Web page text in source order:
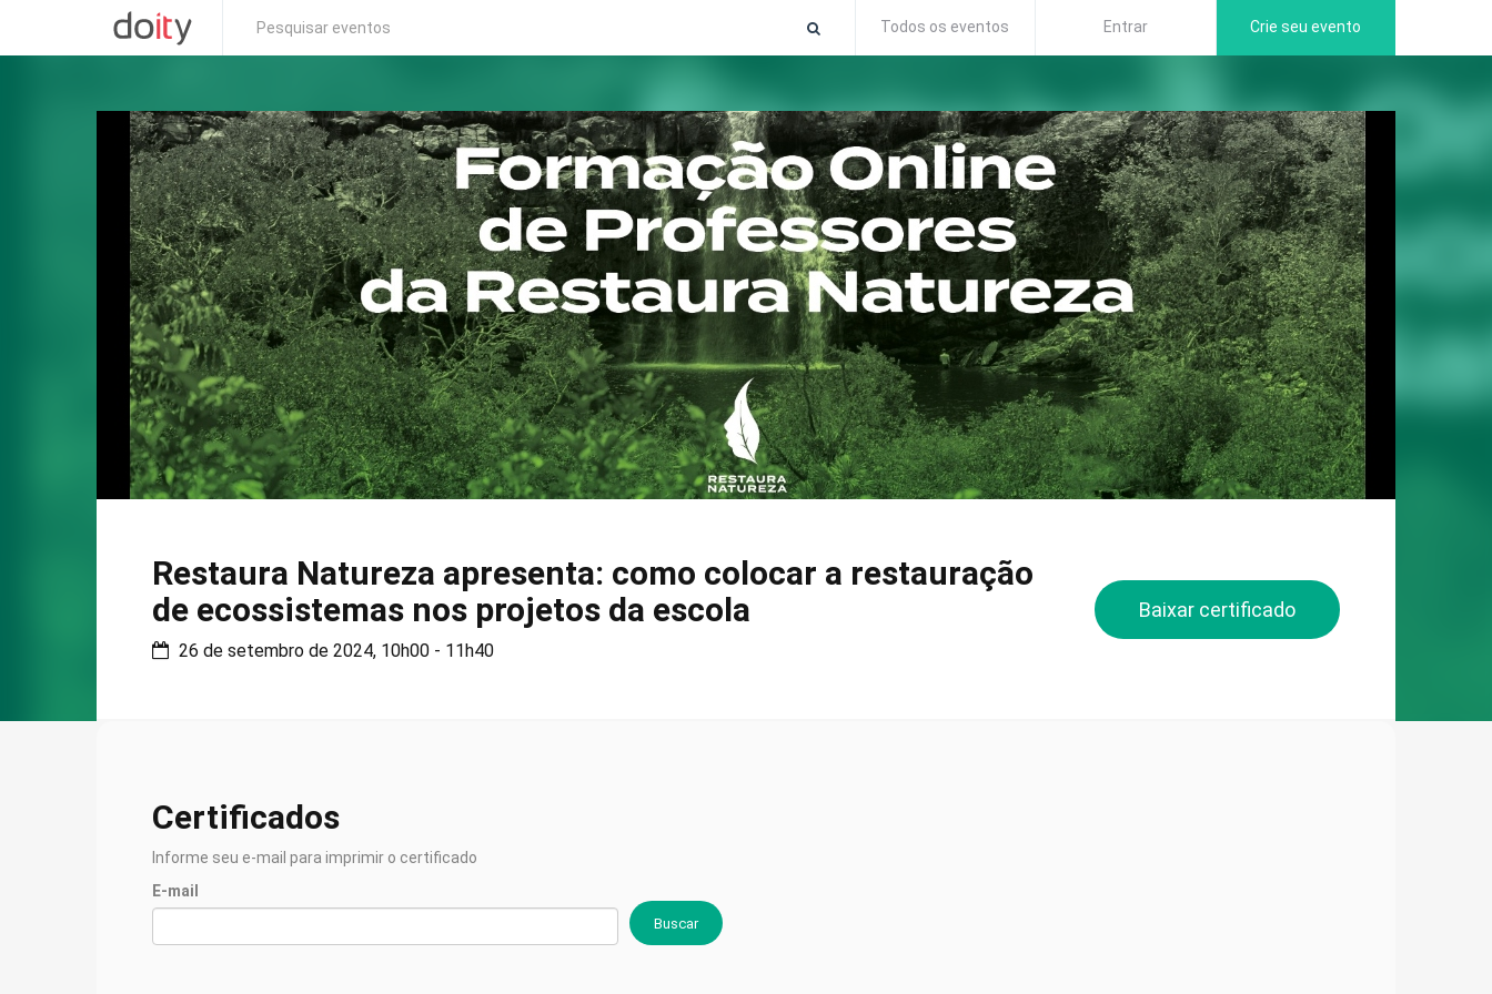
Todos os eventos Entrar Crie seu evento
Restaura Natureza apresenta: como colocar a restauração
de ecossistemas nos projetos da escola
26 de setembro de 2024, 10h00 - 11h40
Baixar certificado
Certificados
Informe seu e-mail para imprimir o certificado
E-mail
Buscar